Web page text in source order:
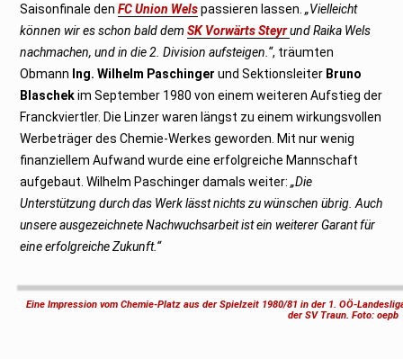
Saisonfinale denFC Union Welspassieren lassen.„Vielleicht
können wir es schon bald demSK Vorwärts Steyrund Raika Wels
nachmachen, und in die 2. Division aufsteigen.“, träumten
Obmann Ing. Wilhelm Paschinger und Sektionsleiter Bruno
Blaschekim September 1980 von einem weiteren Aufstieg der
Franckviertler. Die Linzer waren längst zu einem wirkungsvollen
Werbeträger des Chemie-Werkes geworden. Mit nur wenig
finanziellem Aufwand wurde eine erfolgreiche Mannschaft
aufgebaut. Wilhelm Paschinger damals weiter:„Die
Unterstützung durch das Werk lässt nichts zu wünschen übrig. Auch
unsere ausgezeichnete Nachwuchsarbeit ist ein weiterer Garant für
eine erfolgreiche Zukunft.“
Eine Impression vom Chemie-Platz aus der Spielzeit 1980/81 in der 1. OÖ-
der SV Traun. Foto: oepb